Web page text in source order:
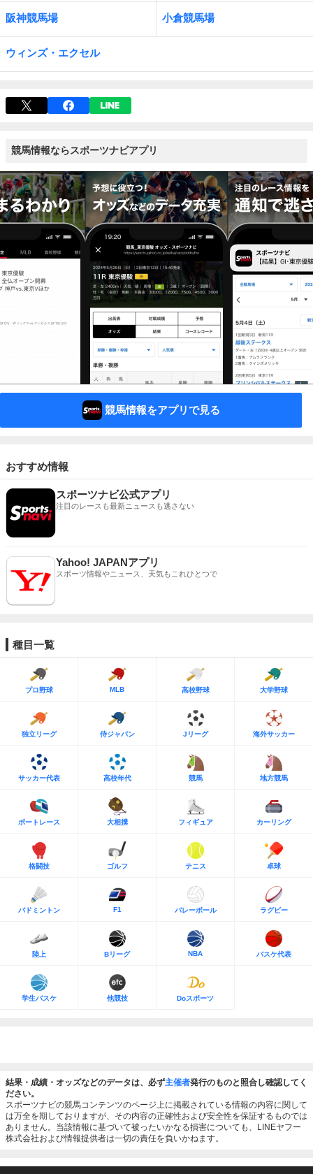
阪神競馬場 小倉競馬場
ウィンズ・エクセル
競馬情報ならスポーツナビアプリ
競馬情報をアプリで見る
おすすめ情報
スポーツナビ公式アプリ
注目のレースも最新ニュースも逃さない
Yahoo! JAPANアプリ
スポーツ情報やニュース、天気もこれひとつで
種目一覧
プロ野球 MLB 高校野球 大学野球
独立リーグ 侍ジャパン Jリーグ 海外サッカー
サッカー代表 高校年代 競馬 地方競馬
ボートレース 大相撲 フィギュア カーリング
格闘技 ゴルフ テニス 卓球
バドミントン F1 バレーボール ラグビー
陸上 Bリーグ NBA バスケ代表
学生バスケ 他競技 Doスポーツ
結果・成績・オッズなどのデータは、必ず主催者発行のものと照合し確認してく
ださい。
スポーツナビの競馬コンテンツのページ上に掲載されている情報の内容に関して
は万全を期しておりますが、その内容の正確性および安全性を保証するものでは
ありません。当該情報に基づいて被ったいかなる損害についても、LINEヤフー
株式会社および情報提供者は一切の責任を負いかねます。